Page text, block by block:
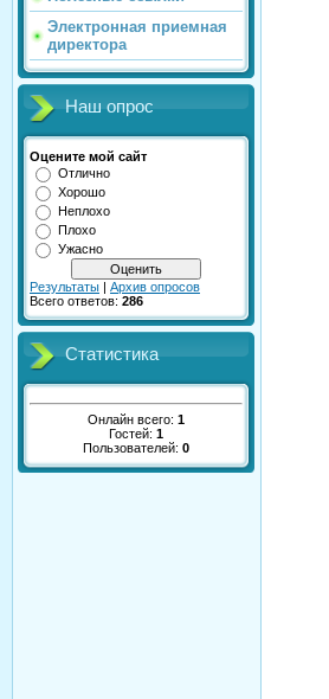
Электронная приемная
директора
Наш опрос
Оцените мой сайт
Отлично
Хорошо
Неплохо
Плохо
Ужасно
Результаты | Архив опросов
Всего ответов: 286
Статистика
Онлайн всего: 1
Гостей: 1
Пользователей: 0